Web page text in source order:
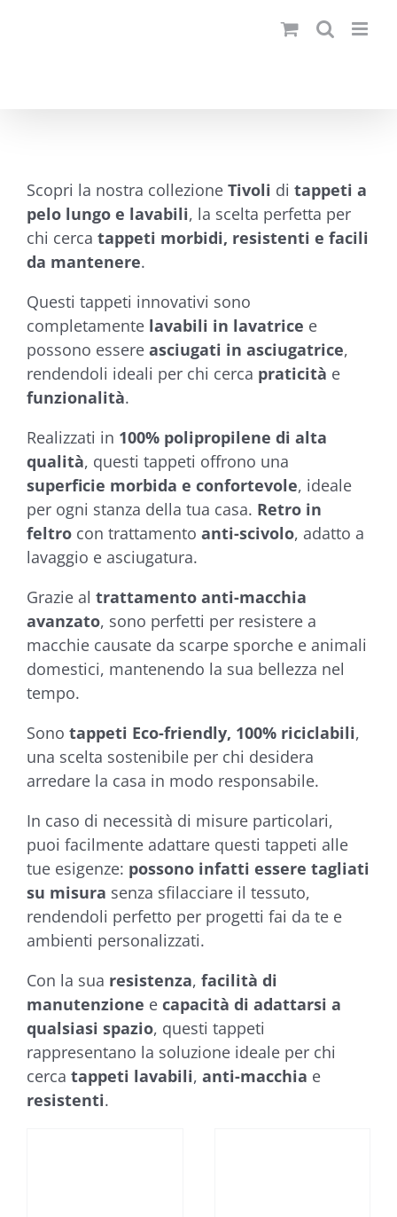
Scopri la nostra collezione Tivoli di tappeti a
pelo lungo e lavabili, la scelta perfetta per
chi cerca tappeti morbidi, resistenti e facili
da mantenere.
Questi tappeti innovativi sono
completamente lavabili in lavatrice e
possono essere asciugati in asciugatrice,
rendendoli ideali per chi cerca praticità e
funzionalità.
Realizzati in 100% polipropilene di alta
qualità, questi tappeti offrono una
superficie morbida e confortevole, ideale
per ogni stanza della tua casa. Retro in
feltro con trattamento anti-scivolo, adatto a
lavaggio e asciugatura.
Grazie al trattamento anti-macchia
avanzato, sono perfetti per resistere a
macchie causate da scarpe sporche e animali
domestici, mantenendo la sua bellezza nel
tempo.
Sono tappeti Eco-friendly, 100% riciclabili,
una scelta sostenibile per chi desidera
arredare la casa in modo responsabile.
In caso di necessità di misure particolari,
puoi facilmente adattare questi tappeti alle
tue esigenze: possono infatti essere tagliati
su misura senza sfilacciare il tessuto,
rendendoli perfetto per progetti fai da te e
ambienti personalizzati.
Con la sua resistenza, facilità di
manutenzione e capacità di adattarsi a
qualsiasi spazio, questi tappeti
rappresentano la soluzione ideale per chi
cerca tappeti lavabili, anti-macchia e
resistenti.